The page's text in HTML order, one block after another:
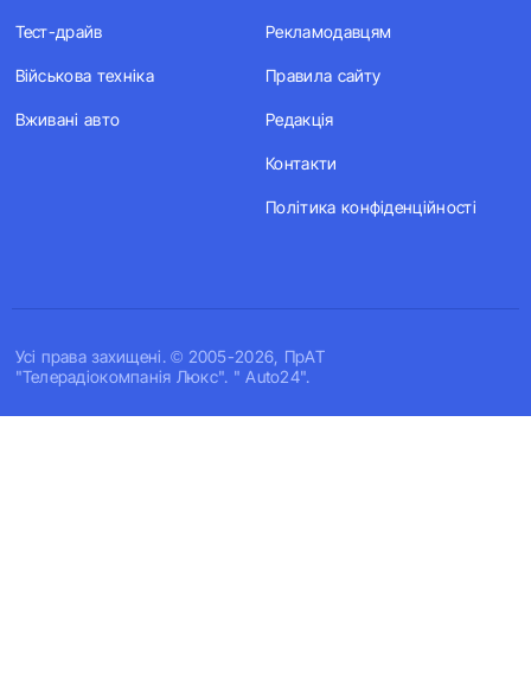
Усi права захищенi. © 2005-2026, ПрАТ
"Телерадіокомпанія Люкс". " Auto24".
Тест-драйв
Військова техніка
Вживані авто
Рекламодавцям
Правила сайту
Редакція
Контакти
Політика конфіденційності